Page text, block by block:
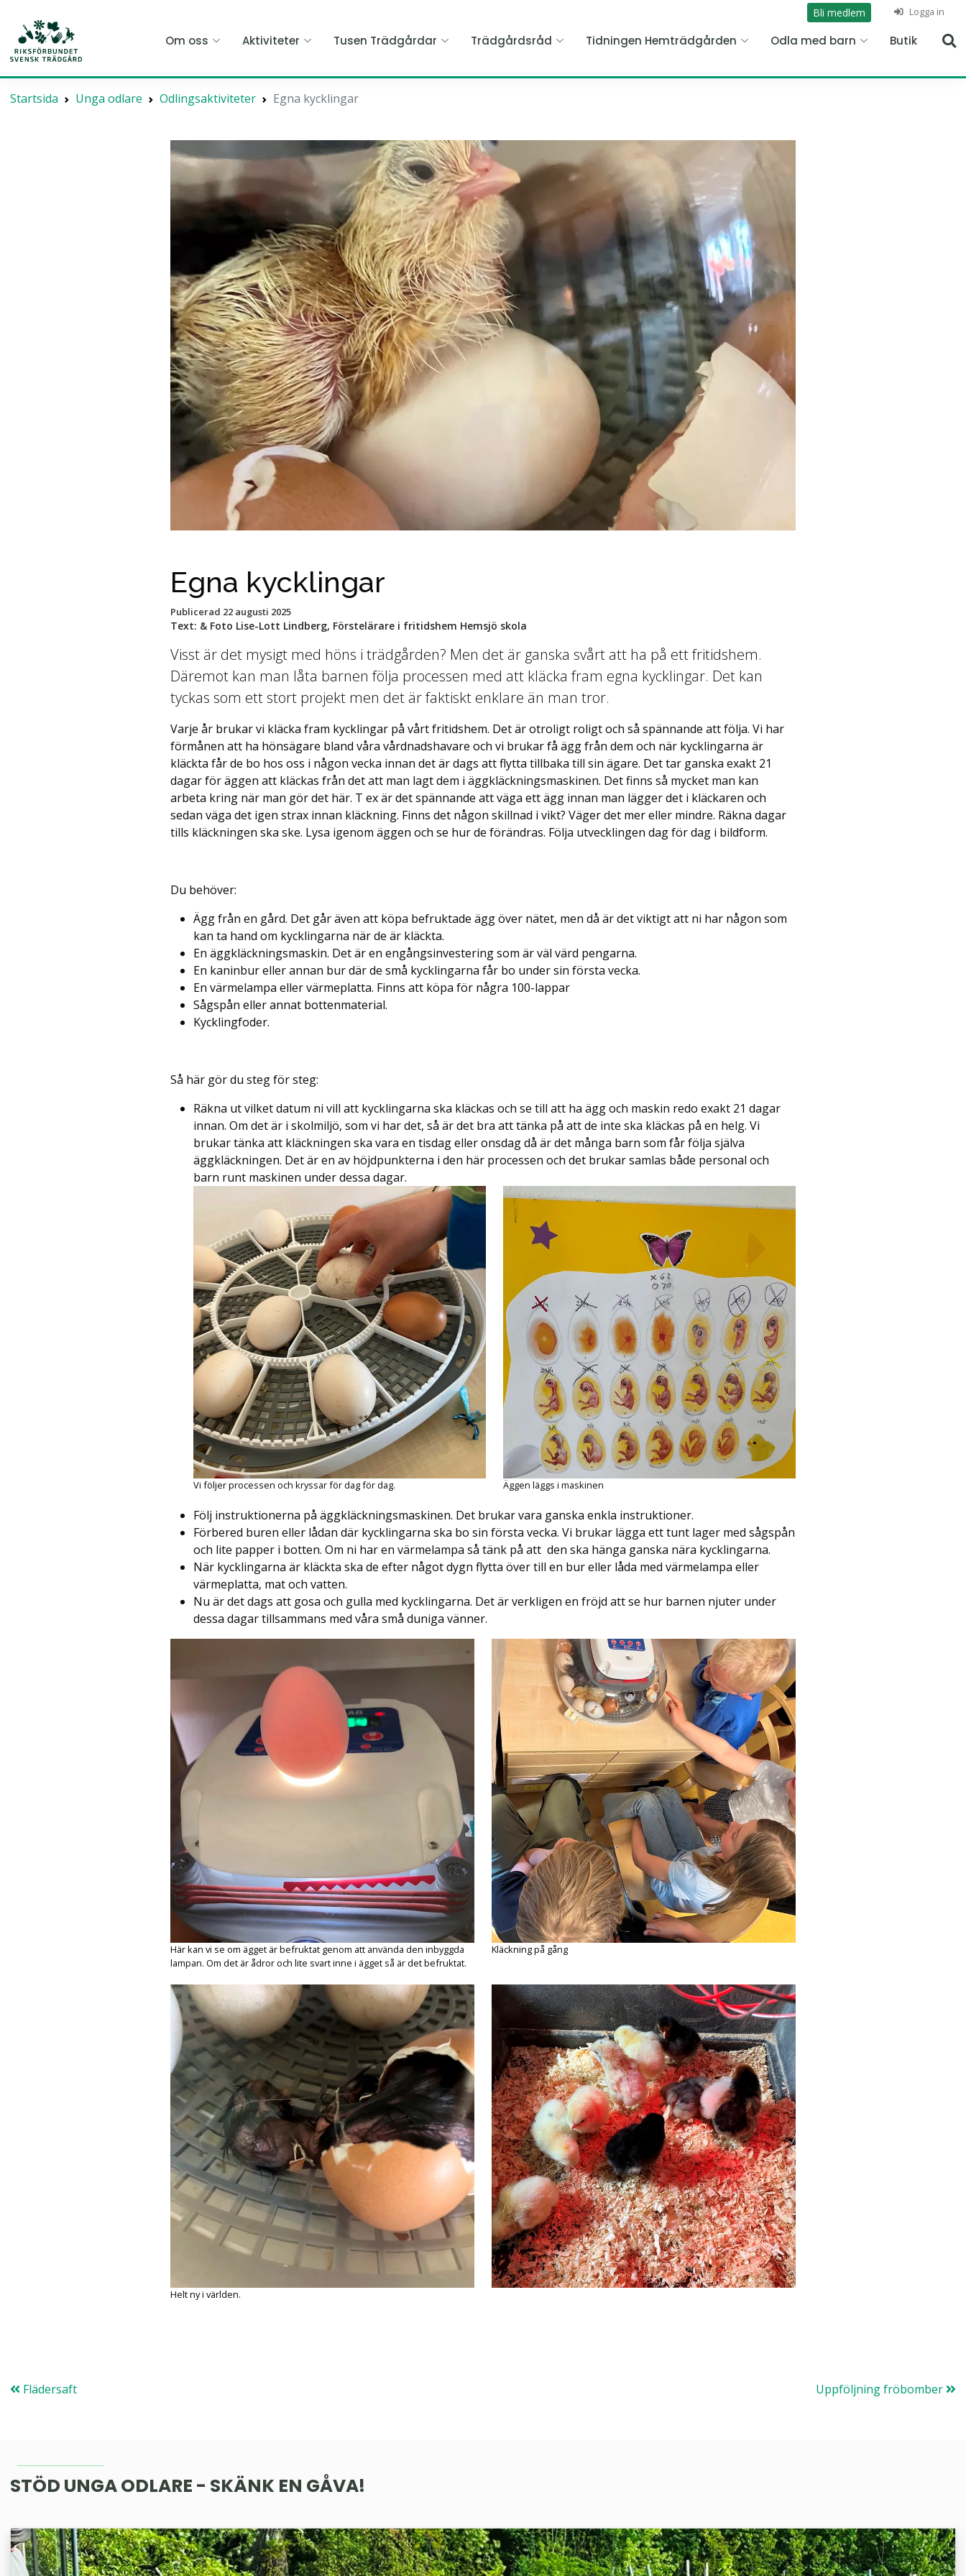
Hoppa
huvudinnehållet
Bli medlem Logga in
Om oss Aktiviteter Tusen Trädgårdar Trädgårdsråd Tidningen Hemträdgården Odla med barn Butik
Startsida Unga odlare Odlingsaktiviteter Egna kycklingar
Egna kycklingar
Publicerad 22 augusti 2025
Text: & Foto Lise-Lott Lindberg, Förstelärare i fritidshem Hemsjö skola
Visst är det mysigt med höns i trädgården? Men det är ganska svårt att ha på ett fritidshem.
Däremot kan man låta barnen följa processen med att kläcka fram egna kycklingar. Det kan
tyckas som ett stort projekt men det är faktiskt enklare än man tror.
Varje år brukar vi kläcka fram kycklingar på vårt fritidshem. Det är otroligt roligt och så spännande att följa. Vi har
förmånen att ha hönsägare bland våra vårdnadshavare och vi brukar få ägg från dem och när kycklingarna är
kläckta får de bo hos oss i någon vecka innan det är dags att flytta tillbaka till sin ägare. Det tar ganska exakt 21
dagar för äggen att kläckas från det att man lagt dem i äggkläckningsmaskinen. Det finns så mycket man kan
arbeta kring när man gör det här. T ex är det spännande att väga ett ägg innan man lägger det i kläckaren och
sedan väga det igen strax innan kläckning. Finns det någon skillnad i vikt? Väger det mer eller mindre. Räkna dagar
tills kläckningen ska ske. Lysa igenom äggen och se hur de förändras. Följa utvecklingen dag för dag i bildform.
Du behöver:
Ägg från en gård. Det går även att köpa befruktade ägg över nätet, men då är det viktigt att ni har någon som
kan ta hand om kycklingarna när de är kläckta.
En äggkläckningsmaskin. Det är en engångsinvestering som är väl värd pengarna.
En kaninbur eller annan bur där de små kycklingarna får bo under sin första vecka.
En värmelampa eller värmeplatta. Finns att köpa för några 100-lappar
Sågspån eller annat bottenmaterial.
Kycklingfoder.
Så här gör du steg för steg:
Räkna ut vilket datum ni vill att kycklingarna ska kläckas och se till att ha ägg och maskin redo exakt 21 dagar
innan. Om det är i skolmiljö, som vi har det, så är det bra att tänka på att de inte ska kläckas på en helg. Vi
brukar tänka att kläckningen ska vara en tisdag eller onsdag då är det många barn som får följa själva
äggkläckningen. Det är en av höjdpunkterna i den här processen och det brukar samlas både personal och
barn runt maskinen under dessa dagar.
Vi följer processen och kryssar för dag för dag. Äggen läggs i maskinen
Följ instruktionerna på äggkläckningsmaskinen. Det brukar vara ganska enkla instruktioner.
Förbered buren eller lådan där kycklingarna ska bo sin första vecka. Vi brukar lägga ett tunt lager med sågspån
och lite papper i botten. Om ni har en värmelampa så tänk på att den ska hänga ganska nära kycklingarna.
När kycklingarna är kläckta ska de efter något dygn flytta över till en bur eller låda med värmelampa eller
värmeplatta, mat och vatten.
Nu är det dags att gosa och gulla med kycklingarna. Det är verkligen en fröjd att se hur barnen njuter under
dessa dagar tillsammans med våra små duniga vänner.
Här kan vi se om ägget är befruktat genom att använda den inbyggda
lampan. Om det är ådror och lite svart inne i ägget så är det befruktat.
Kläckning på gång
Helt ny i världen.
Flädersaft Uppföljning fröbomber
STÖD UNGA ODLARE - SKÄNK EN GÅVA!